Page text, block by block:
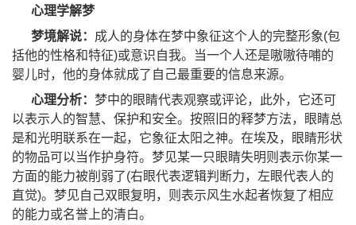
心理学解梦
梦境解说： 成人的身体在梦中象征这个人的完整形象(包
括他的性格和特征)或意识自我。当一个人还是嗷嗷待哺的
婴儿时，他的身体就成了自己最重要的信息来源。
心理分析： 梦中的眼睛代表观察或评论，此外，它还可
以表示人的智慧、保护和安全。按照旧的释梦方法，眼睛总
是和光明联系在一起，它象征太阳之神。在埃及，眼睛形状
的物品可以当作护身符。梦见某一只眼睛失明则表示你某一
方面的能力被削弱了(右眼代表逻辑判断力，左眼代表人的
直觉)。梦见自己双眼复明，则表示风生水起者恢复了相应
的能力或名誉上的清白。